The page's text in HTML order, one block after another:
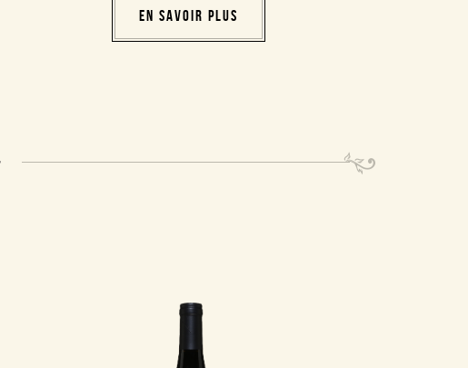
EN SAVOIR PLUS